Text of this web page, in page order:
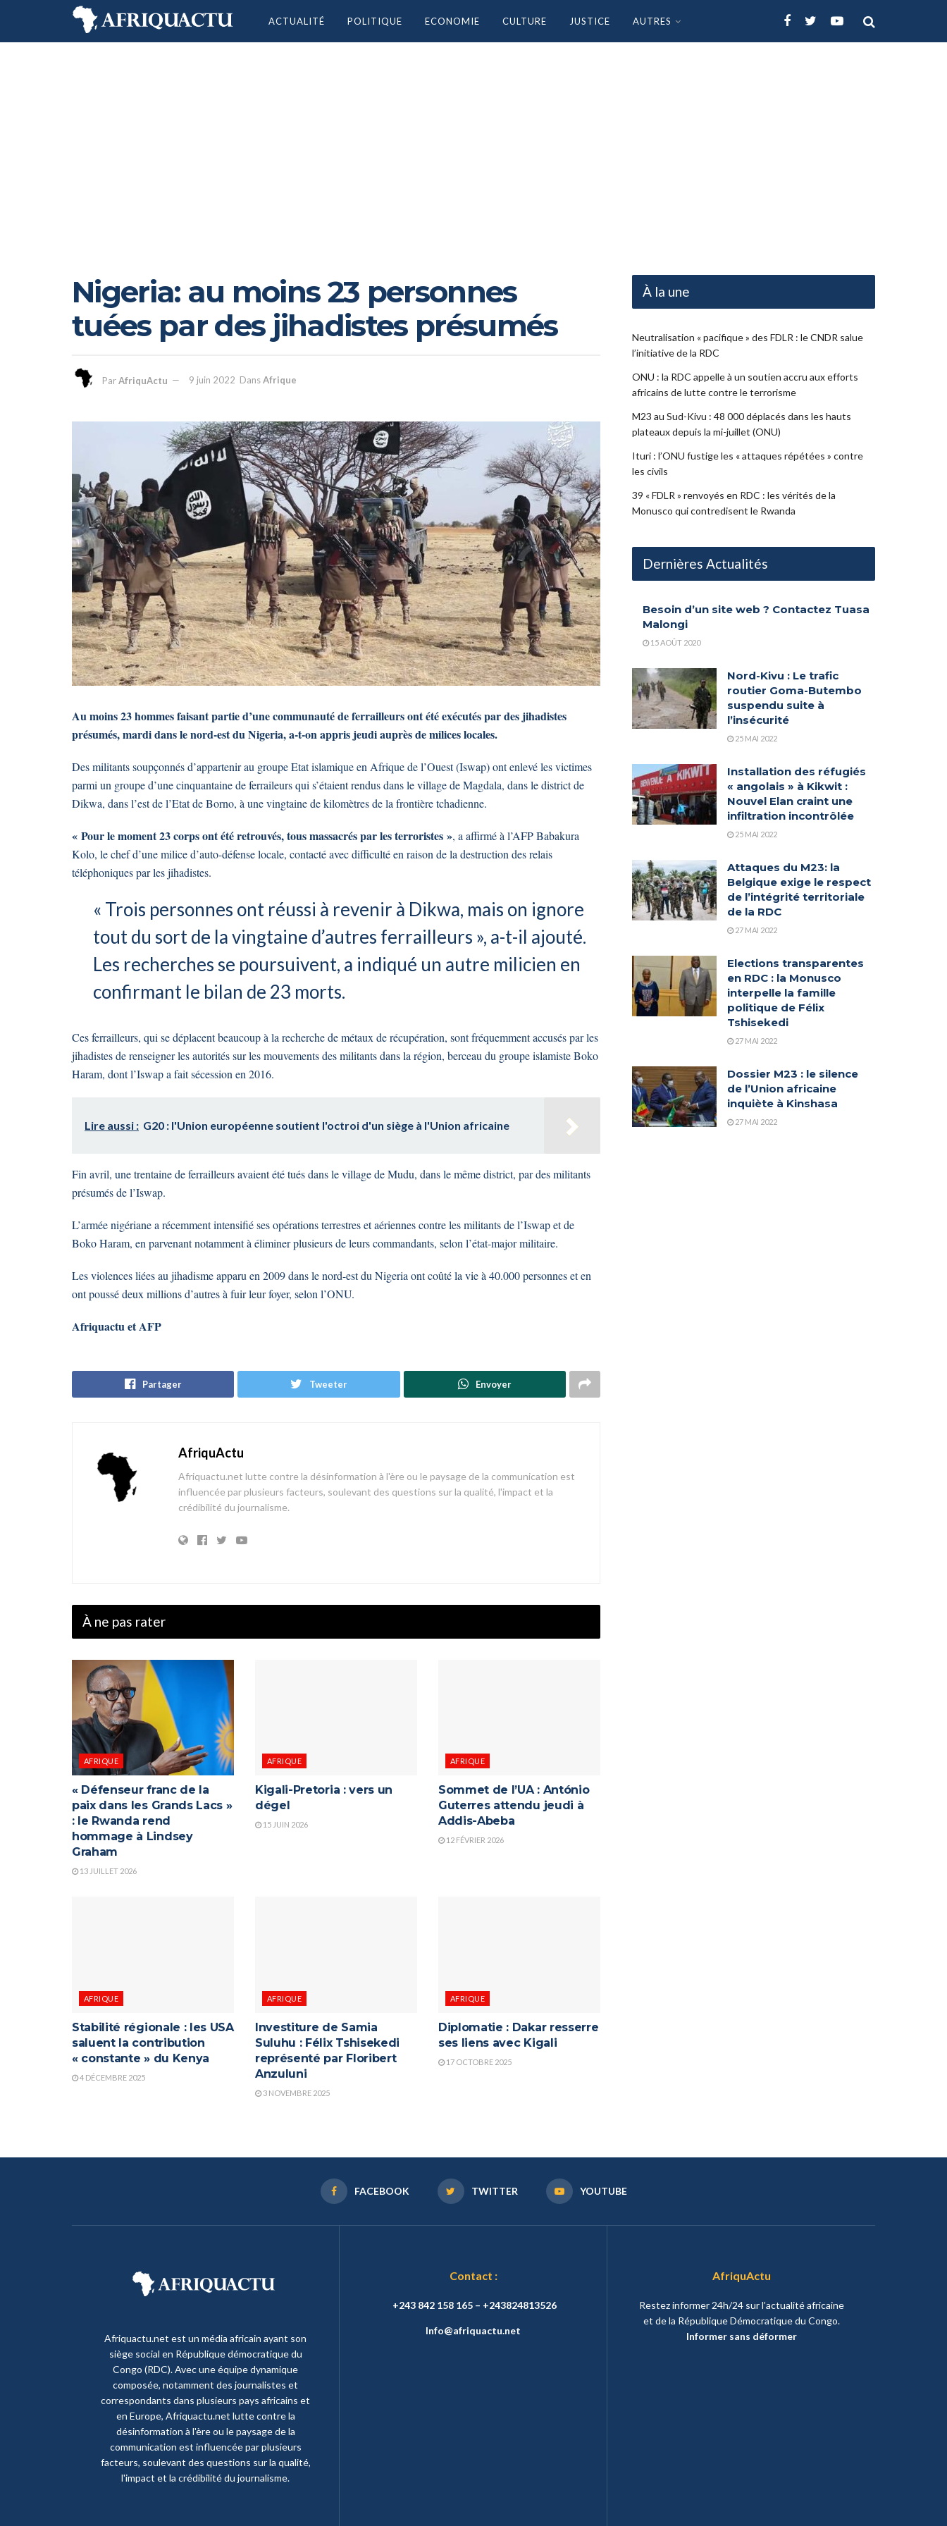
ACTUALITÉ POLITIQUE ECONOMIE CULTURE JUSTICE AUTRES
Nigeria: au moins 23 personnes
tuées par des jihadistes présumés
ParAfriquActu 9 juin 2022 DansAfrique
Au moins 23 hommes faisant partie d’une communauté de ferrailleurs ont été exécutés par des jihadistes
présumés, mardi dans le nord-est du Nigeria, a-t-on appris jeudi auprès de milices locales.
Des militants soupçonnés d’appartenir au groupe Etat islamique en Afrique de l’Ouest (Iswap) ont enlevé les victimes
parmi un groupe d’une cinquantaine de ferraileurs qui s’étaient rendus dans le village de Magdala, dans le district de
Dikwa, dans l’est de l’Etat de Borno, à une vingtaine de kilomètres de la frontière tchadienne.
« Pour le moment 23 corps ont été retrouvés, tous massacrés par les terroristes », a affirmé à l’AFP Babakura
Kolo, le chef d’une milice d’auto-défense locale, contacté avec difficulté en raison de la destruction des relais
téléphoniques par les jihadistes.
« Trois personnes ont réussi à revenir à Dikwa, mais on ignore
tout du sort de la vingtaine d’autres ferrailleurs », a-t-il ajouté.
Les recherches se poursuivent, a indiqué un autre milicien en
confirmant le bilan de 23 morts.
Ces ferrailleurs, qui se déplacent beaucoup à la recherche de métaux de récupération, sont fréquemment accusés par les
jihadistes de renseigner les autorités sur les mouvements des militants dans la région, berceau du groupe islamiste Boko
Haram, dont l’Iswap a fait sécession en 2016.
Lire aussi : G20 : l'Union européenne soutient l'octroi d'un siège à l'Union africaine
Fin avril, une trentaine de ferrailleurs avaient été tués dans le village de Mudu, dans le même district, par des militants
présumés de l’Iswap.
L’armée nigériane a récemment intensifié ses opérations terrestres et aériennes contre les militants de l’Iswap et de
Boko Haram, en parvenant notamment à éliminer plusieurs de leurs commandants, selon l’état-major militaire.
Les violences liées au jihadisme apparu en 2009 dans le nord-est du Nigeria ont coûté la vie à 40.000 personnes et en
ont poussé deux millions d’autres à fuir leur foyer, selon l’ONU.
Afriquactu et AFP
Partager Tweeter Envoyer
AfriquActu
Afriquactu.net lutte contre la désinformation à l'ère ou le paysage de la communication est
influencée par plusieurs facteurs, soulevant des questions sur la qualité, l'impact et la
crédibilité du journalisme.
À ne pas rater
AFRIQUE
« Défenseur franc de la
paix dans les Grands Lacs »
: le Rwanda rend
hommage à Lindsey
Graham
13 JUILLET 2026
AFRIQUE
Kigali-Pretoria : vers un
dégel
15 JUIN 2026
AFRIQUE
Sommet de l’UA : António
Guterres attendu jeudi à
Addis-Abeba
12 FÉVRIER 2026
AFRIQUE
Stabilité régionale : les USA
saluent la contribution
« constante » du Kenya
4 DÉCEMBRE 2025
AFRIQUE
Investiture de Samia
Suluhu : Félix Tshisekedi
représenté par Floribert
Anzuluni
3 NOVEMBRE 2025
AFRIQUE
Diplomatie : Dakar resserre
ses liens avec Kigali
17 OCTOBRE 2025
À la une
Neutralisation « pacifique » des FDLR : le CNDR salue
l’initiative de la RDC
ONU : la RDC appelle à un soutien accru aux efforts
africains de lutte contre le terrorisme
M23 au Sud-Kivu : 48 000 déplacés dans les hauts
plateaux depuis la mi-juillet (ONU)
Ituri : l’ONU fustige les « attaques répétées » contre
les civils
39 « FDLR » renvoyés en RDC : les vérités de la
Monusco qui contredisent le Rwanda
Dernières Actualités
Besoin d’un site web ? Contactez Tuasa
Malongi
15 AOÛT 2020
Nord-Kivu : Le trafic
routier Goma-Butembo
suspendu suite à
l’insécurité
25 MAI 2022
Installation des réfugiés
« angolais » à Kikwit :
Nouvel Elan craint une
infiltration incontrôlée
25 MAI 2022
Attaques du M23: la
Belgique exige le respect
de l’intégrité territoriale
de la RDC
27 MAI 2022
Elections transparentes
en RDC : la Monusco
interpelle la famille
politique de Félix
Tshisekedi
27 MAI 2022
Dossier M23 : le silence
de l’Union africaine
inquiète à Kinshasa
27 MAI 2022
FACEBOOK TWITTER YOUTUBE
Afriquactu.net est un média africain ayant son
siège social en République démocratique du
Congo (RDC). Avec une équipe dynamique
composée, notamment des journalistes et
correspondants dans plusieurs pays africains et
en Europe, Afriquactu.net lutte contre la
désinformation à l'ère ou le paysage de la
communication est influencée par plusieurs
facteurs, soulevant des questions sur la qualité,
l'impact et la crédibilité du journalisme.
Contact :
+243 842 158 165 – +243824813526
Info@afriquactu.net
AfriquActu
Restez informer 24h/24 sur l’actualité africaine
et de la République Démocratique du Congo.
Informer sans déformer